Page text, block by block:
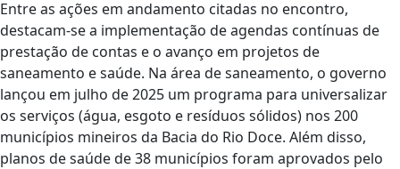
Entre as ações em andamento citadas no encontro,
destacam-se a implementação de agendas contínuas de
prestação de contas e o avanço em projetos de
saneamento e saúde. Na área de saneamento, o governo
lançou em julho de 2025 um programa para universalizar
os serviços (água, esgoto e resíduos sólidos) nos 200
municípios mineiros da Bacia do Rio Doce. Além disso,
planos de saúde de 38 municípios foram aprovados pelo